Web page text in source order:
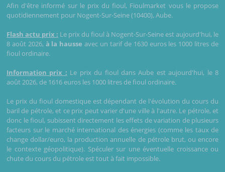
Afin d'être informé sur le prix du fioul, Fioulmarket vous le propose
quotidiennement pour Nogent-Sur-Seine (10400), Aube.
Flash actu prix : Le prix du fioul à Nogent-Sur-Seine est aujourd'hui, le
8 août 2026, à la hausse avec un tarif de 1630 euros les 1000 litres de
fioul ordinaire.
Information prix : Le prix du fioul dans Aube est aujourd'hui, le 8
août 2026, de 1616 euros les 1000 litres de fioul ordinaire.
Le prix du fioul domestique est dépendant de l'évolution du cours du
baril de pétrole, et ce prix peut varier d'une ville à l'autre. Le pétrole, et
donc le fioul, subissent directement les effets de variation de plusieurs
facteurs sur le marché international des énergies (comme les taux de
change dollar/euro, la production annuelle de pétrole brut, ou encore
le contexte géopolitique). Spéculer sur une éventuelle croissance ou
chute du cours du pétrole est tout à fait impossible.